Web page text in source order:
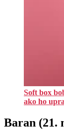
Soft box
ako ho
Baran (21.